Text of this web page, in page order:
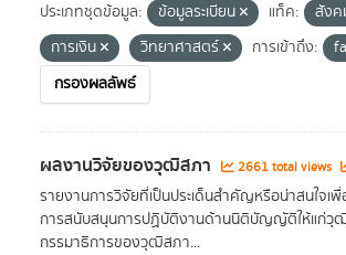
ประเภทชุดข้อมูล: ข้อมูลระเบียน แท็ค:
สังค
การเงิน
วิทยาศาสตร์ การเข้าถึง:
กรองผลลัพธ์
ผลงานวิจัยของวุฒิสภา 2661 total views
รายงานการวิจัยที่เป็นประเด็นสำคัญหรือน่าสนใจเพื่
การสนับสนุนการปฏิบัติงานด้านนิติบัญญัติให้แก่วุ
กรรมาธิการของวุฒิสภา...